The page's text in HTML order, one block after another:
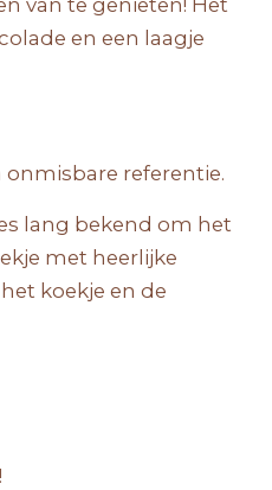
en een laagje
onmisbare referentie.
lang bekend om het
met heerlijke
koekje en de